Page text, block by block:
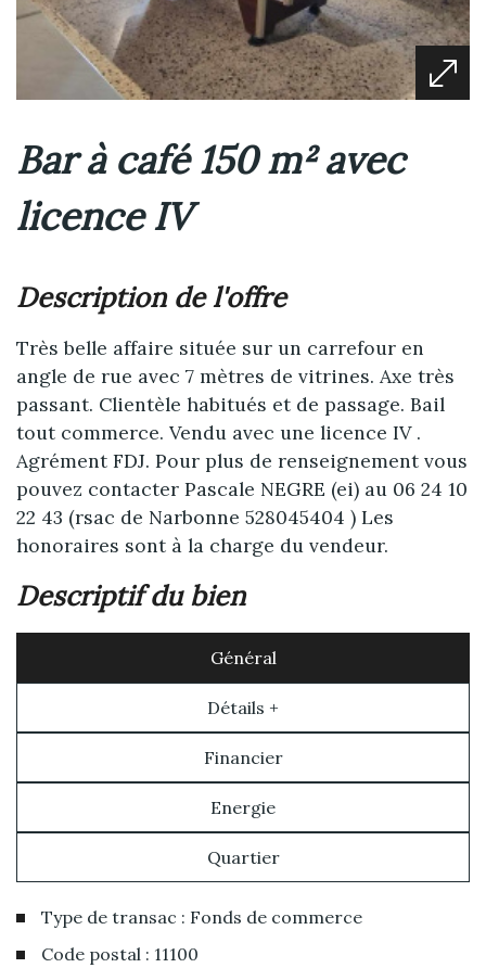
Bar à café 150 m² avec
licence IV
description de l'offre
Très belle affaire située sur un carrefour en
angle de rue avec 7 mètres de vitrines. Axe très
passant. Clientèle habitués et de passage. Bail
tout commerce. Vendu avec une licence IV .
Agrément FDJ. Pour plus de renseignement vous
pouvez contacter Pascale NEGRE (ei) au 06 24 10
22 43 (rsac de Narbonne 528045404 ) Les
honoraires sont à la charge du vendeur.
descriptif du bien
Général
Détails +
Financier
Energie
Quartier
Type de transac : Fonds de commerce
Code postal : 11100